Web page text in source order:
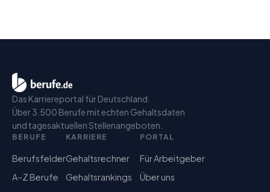
Das Karriereportal für Deutschland.
Über 3.500 Berufe mit echten Gehaltsdaten
und tagesaktuellen Stellenangeboten.
BERUFE
Berufsfelder
A–Z Berufe
KARRIERE
Gehaltsrechner
Gehaltsrankings
PORTAL
Für Arbeitgeber
Über uns